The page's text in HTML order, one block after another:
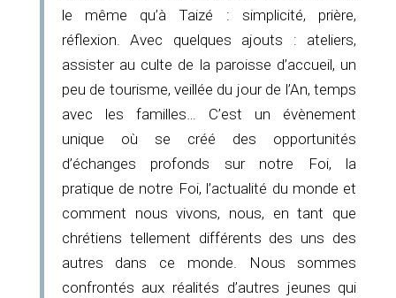
le même qu’à Taizé : simplicité, prière,
réflexion. Avec quelques ajouts : ateliers,
assister au culte de la paroisse d’accueil, un
peu de tourisme, veillée du jour de l’An, temps
avec les familles… C’est un évènement
unique où se créé des opportunités
d’échanges profonds sur notre Foi, la
pratique de notre Foi, l’actualité du monde et
comment nous vivons, nous, en tant que
chrétiens tellement différents des uns des
autres dans ce monde. Nous sommes
confrontés aux réalités d’autres jeunes qui